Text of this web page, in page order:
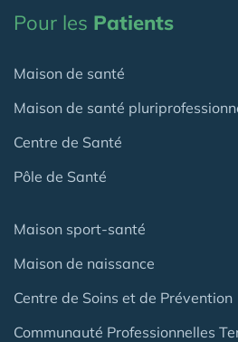
Pour les Patients
Maison de santé
Maison de santé
Centre de Santé
Pôle de Santé
Maison sport-santé
Maison de naissance
Centre de Soins et de Prévention
Communauté Professionnelles